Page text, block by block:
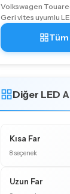
Volkswagen
Geri vites uyumlu
Tüm
Diğer LED
Kısa Far
8 seçenek
Uzun Far